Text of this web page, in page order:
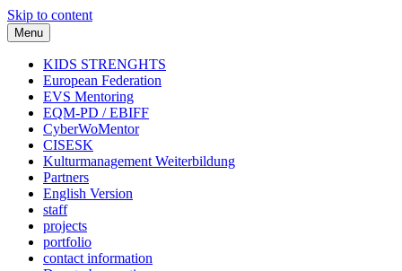
Skip to content
Menu
KIDS STRENGHTS
European Federation
EVS Mentoring
EQM-PD / EBIFF
CyberWoMentor
CISESK
Kulturmanagement Weiterbildung
Partners
English Version
staff
projects
portfolio
contact information